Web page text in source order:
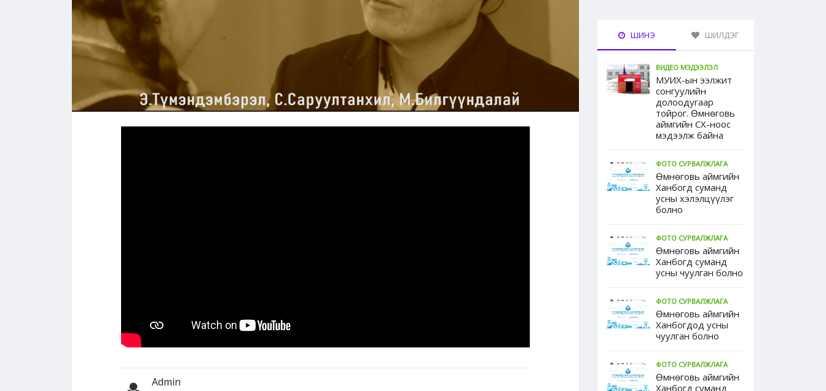
Admin
ШИНЭ ШИЛДЭГ
ВИДЕО МЭДЭЭЛЭЛ
МУИХ-ын ээлжит
сонгуулийн
долоодугаар
тойрог. Өмнөговь
аймгийн СХ-ноос
мэдээлж байна
ФОТО СУРВАЛЖЛАГА
Өмнөговь аймгийн
Ханбогд суманд
усны хэлэлцүүлэг
болно
ФОТО СУРВАЛЖЛАГА
Өмнөговь аймгийн
Ханбогд суманд
усны чуулган болно
ФОТО СУРВАЛЖЛАГА
Өмнөговь аймгийн
Ханбогдод усны
чуулган болно
ФОТО СУРВАЛЖЛАГА
Өмнөговь аймгийн
Ханбогд суманд